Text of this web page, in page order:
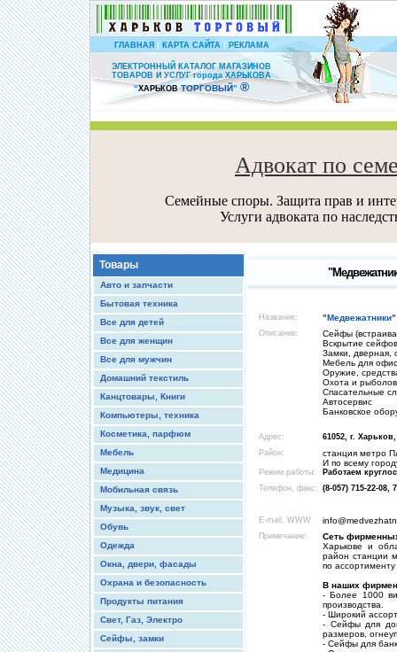
ГЛАВНАЯ| КАРТА САЙТА | РЕКЛАМА
ЭЛЕКТРОННЫЙ КАТАЛОГ МАГАЗИНОВ
ТОВАРОВ И УСЛУГ города ХАРЬКОВА
“ХАРЬКОВ ТОРГОВЫЙ” ®
Адвокат по
Семейные споры. Защита прав и
Услуги адвоката по
Товары
Авто и запчасти
Бытовая техника
Все для детей
Все для женщин
Все для мужчин
Домашний текстиль
Канцтовары, Книги
Компьютеры, техника
Косметика, парфюм
Мебель
Медицина
Мобильная связь
Музыка, звук, свет
Обувь
Одежда
Окна, двери, фасады
Охрана и безопасность
Продукты питания
Свет, Газ, Электро
Сейфы, замки
Название:
Описание:
Сейфы
Вскрытие
Замки, дверная,
Мебель для
Оружие,
Охота и
Спасательные
Автосервис
Банковское
Адрес:
61052, г.
Район:
станция метро
И по всему
Режим работы:
Работаем
Телефон, факс: (8-057) 715-22-08,
E-mail, WWW
Примечание:
Сеть
Харькове и
район станции
по
В наших
- Более 1000
производства.
- Широкий
- Сейфы для
размеров,
- Сейфы для